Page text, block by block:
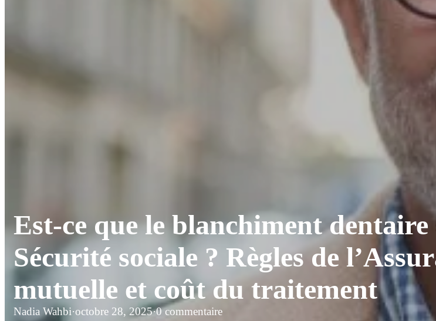
Est-ce que le blanchiment
Sécurité sociale ? Règles de
mutuelle et coût du traitement
Nadia Wahbi·octobre 28, 2025·0 commentaire